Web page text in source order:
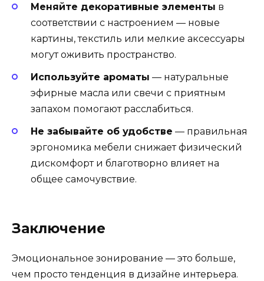
Меняйте декоративные элементы в
соответствии с настроением — новые
картины, текстиль или мелкие аксессуары
могут оживить пространство.
Используйте ароматы — натуральные
эфирные масла или свечи с приятным
запахом помогают расслабиться.
Не забывайте об удобстве — правильная
эргономика мебели снижает физический
дискомфорт и благотворно влияет на
общее самочувствие.
Заключение
Эмоциональное зонирование — это больше,
чем просто тенденция в дизайне интерьера.